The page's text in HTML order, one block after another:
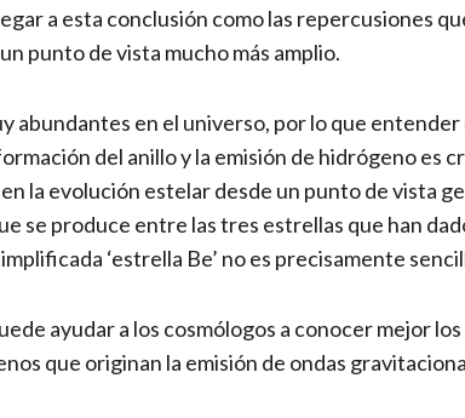
a esta conclusión como las repercusiones
punto de vista mucho más amplio.
abundantes en el universo, por lo que
del anillo y la emisión de hidrógeno es
la evolución estelar desde un punto de vista
se produce entre las tres estrellas que han
‘estrella Be’ no es precisamente
ayudar a los cosmólogos a conocer mejor
que originan la emisión de ondas